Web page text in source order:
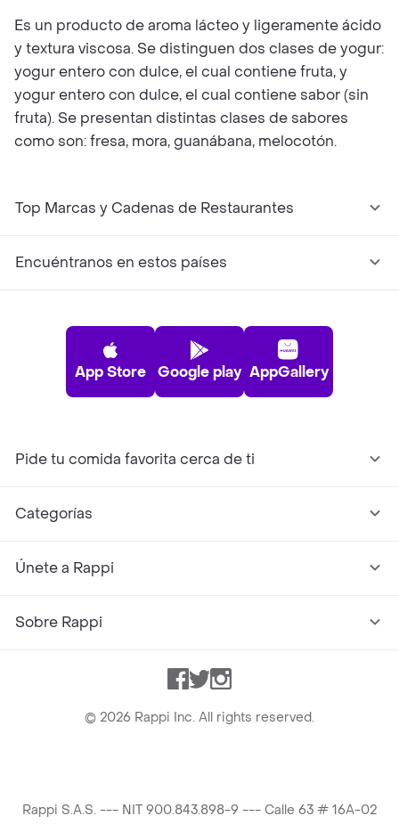
Es un producto de aroma lácteo y ligeramente ácido
y textura viscosa. Se distinguen dos clases de yogur:
yogur entero con dulce, el cual contiene fruta, y
yogur entero con dulce, el cual contiene sabor (sin
fruta). Se presentan distintas clases de sabores
como son: fresa, mora, guanábana, melocotón.
Top Marcas y Cadenas de Restaurantes
Encuéntranos en estos países
App Store Google play AppGallery
Pide tu comida favorita cerca de ti
Categorías
Únete a Rappi
Sobre Rappi
Facebook
TwitterInstagram
© 2026 Rappi Inc. All rights reserved.
Rappi S.A.S. --- NIT 900.843.898-9 --- Calle 63 # 16A-02